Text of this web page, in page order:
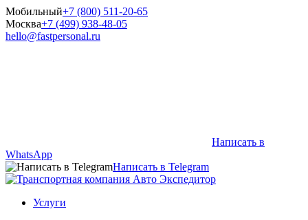
Мобильный+7 (800) 511-20-65
Москва+7 (499) 938-48-05
hello@fastpersonal.ru
Написать в
WhatsApp
Написать в Telegram
Услуги